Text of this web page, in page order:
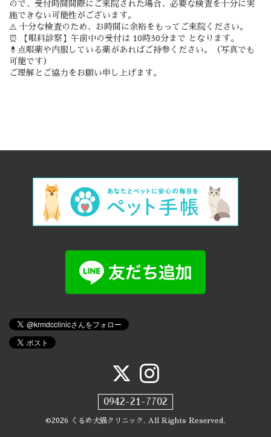
ので、受付時間間際にご来院された場合、必要な検査を十分に実
施できない可能性がございます。
⚠️ 十分な検査のため、お時間に余裕をもってご来院ください。
⏰ 【眼科診察】午前中の受付は 10時30分まで となります。
💊点眼薬や内服している薬があればご持参ください。（写真でも
可能です）
ご理解とご協力をお願い申し上げます。
0942-21-7702
©2026 くるめ犬猫クリニック . All Rights Reserved.